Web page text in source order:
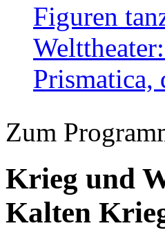
Figuren
Prismatica,
Zum
Krieg und
Kalten